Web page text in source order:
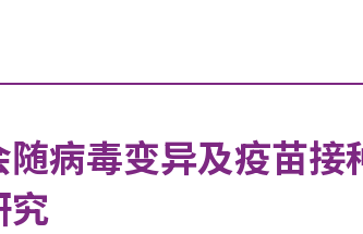
病毒变异及疫苗接
究